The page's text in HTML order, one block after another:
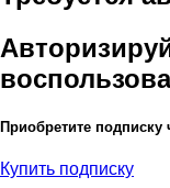
Приобретите
Купить подписку